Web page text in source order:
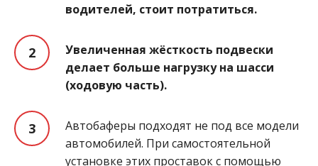
водителей, стоит потратиться.
Увеличенная жёсткость подвески
делает больше нагрузку на шасси
(ходовую часть).
Автобаферы подходят не под все модели
автомобилей. При самостоятельной
установке этих проставок с помощью